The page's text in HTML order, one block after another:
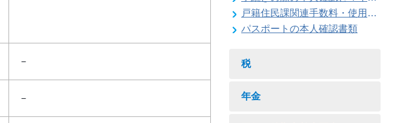
－
－
戸籍住民課関連手数料・使用料一覧
パスポートの本人確認書類
税
年金